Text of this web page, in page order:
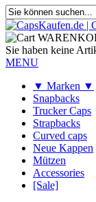
Sie haben keine
MENU
▼ Marken ▼
Snapbacks
Trucker Caps
Strapbacks
Curved caps
Neue Kappen
Mützen
Accessories
[Sale]